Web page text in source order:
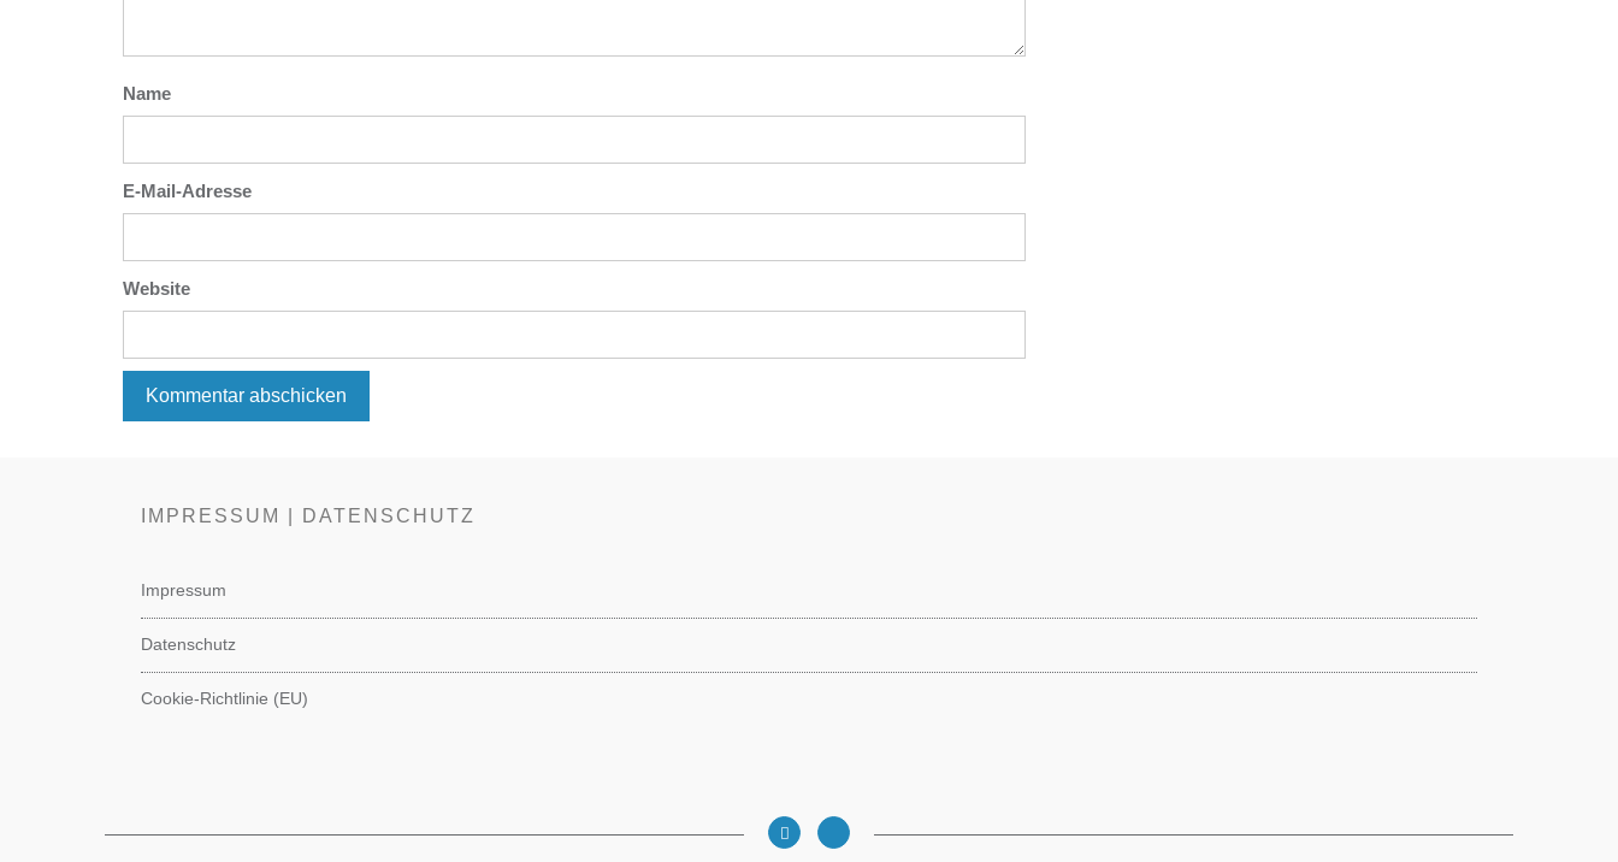
Name
E-Mail-Adresse
Website
IMPRESSUM | DATENSCHUTZ
Impressum
Datenschutz
Cookie-Richtlinie (EU)